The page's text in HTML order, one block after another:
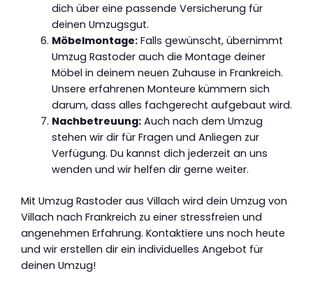
dich über eine passende Versicherung für
deinen Umzugsgut.
Möbelmontage:Falls gewünscht, übernimmt
Umzug Rastoder auch die Montage deiner
Möbel in deinem neuen Zuhause in Frankreich.
Unsere erfahrenen Monteure kümmern sich
darum, dass alles fachgerecht aufgebaut wird.
Nachbetreuung:Auch nach dem Umzug
stehen wir dir für Fragen und Anliegen zur
Verfügung. Du kannst dich jederzeit an uns
wenden und wir helfen dir gerne weiter.
Mit Umzug Rastoder aus Villach wird dein Umzug von
Villach nach Frankreich zu einer stressfreien und
angenehmen Erfahrung. Kontaktiere uns noch heute
und wir erstellen dir ein individuelles Angebot für
deinen Umzug!